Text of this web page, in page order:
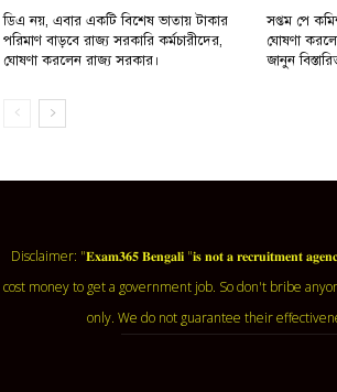
ডিএ নয়, এবার একটি বিশেষ ভাতায় টাকার
পরিমাণ বাড়বে রাজ্য সরকারি কর্মচারীদের,
ঘোষণা করলেন রাজ্য সরকার।
সপ্তম পে
ঘোষণা করলো
জানুন
Disclaimer: "𝐄𝐱𝐚𝐦𝟑𝟔𝟓 𝐁𝐞𝐧𝐠𝐚𝐥𝐢 "𝐢𝐬 𝐧𝐨𝐭 𝐚 𝐫𝐞𝐜𝐫𝐮𝐢𝐭𝐦𝐞𝐧𝐭
cost money to get a government job. So don't bribe
only. We do not guarantee their